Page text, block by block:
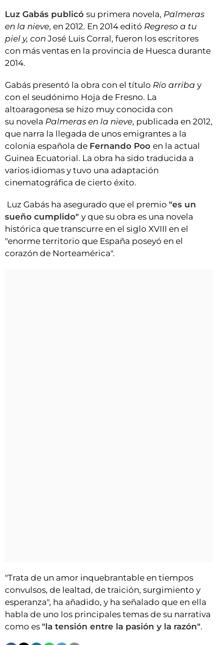
Luz Gabás publicó su primera novela, Palmeras
en la nieve, en 2012. En 2014 editó Regreso a tu
piel y, con José Luis Corral, fueron los escritores
con más ventas en la provincia de Huesca durante
2014.
Gabás presentó la obra con el título Río arriba y
con el seudónimo Hoja de Fresno. La
altoaragonesa se hizo muy conocida con
su novela Palmeras en la nieve, publicada en 2012,
que narra la llegada de unos emigrantes a la
colonia española de Fernando Poo en la actual
Guinea Ecuatorial. La obra ha sido traducida a
varios idiomas y tuvo una adaptación
cinematográfica de cierto éxito.
Luz Gabás ha asegurado que el premio "es un
sueño cumplido" y que su obra es una novela
histórica que transcurre en el siglo XVIII en el
"enorme territorio que España poseyó en el
corazón de Norteamérica".
"Trata de un amor inquebrantable en tiempos
convulsos, de lealtad, de traición, surgimiento y
esperanza", ha añadido, y ha señalado que en ella
habla de uno los principales temas de su narrativa
como es "la tensión entre la pasión y la razón".